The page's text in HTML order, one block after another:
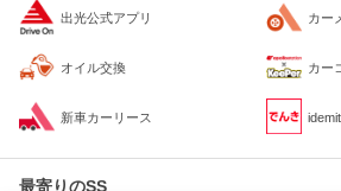
出光公式アプリ カー
オイル交換 カー
新車カーリース
最寄りのSS